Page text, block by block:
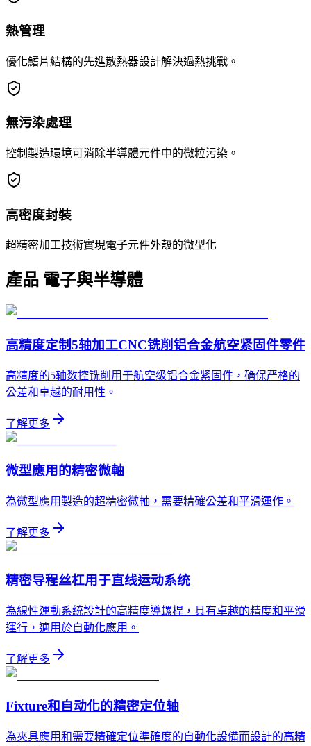
熱管理
優化鰭片結構的先進散熱器設計解決過熱挑戰。
無污染處理
控制製造環境可消除半導體元件中的微粒污染。
高密度封裝
超精密加工技術實現電子元件外殼的微型化
產品 電子與半導體
高精度定制5轴加工CNC铣削铝合金航空紧固件零件
高精度的5轴数控铣削用于航空级铝合金紧固件，确保严格的
公差和卓越的耐用性。
了解更多
微型應用的精密微軸
為微型應用製造的超精密微軸，需要精確公差和平滑運作。
了解更多
精密导程丝杠用于直线运动系统
為線性運動系統設計的高精度導螺桿，具有卓越的精度和平滑
運行，適用於自動化應用。
了解更多
Fixture和自动化的精密定位轴
為夾具應用和需要精確定位準確度的自動化設備而設計的高精